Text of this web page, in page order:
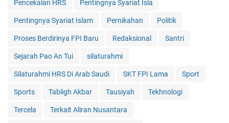
Pencekalan HRS Pentingnya Syariat Isla
Pentingnya Syariat Islam Pernikahan Politik
Proses Berdirinya FPI Baru Redaksional Santri
Sejarah Pao An Tui silaturahmi
Silaturahmi HRS Di Arab Saudi SKT FPI Lama Sport
Sports Tabligh Akbar Tausiyah Tekhnologi
Tercela Terkait Aliran Nusantara